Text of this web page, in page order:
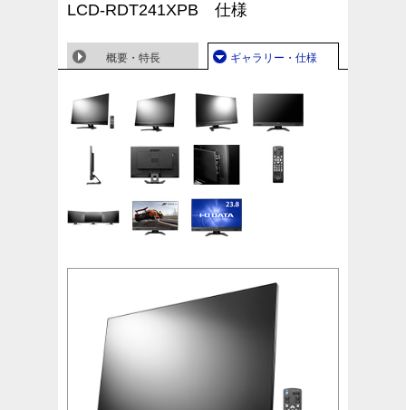
LCD-RDT241XPB 仕様
概要・特長 ギャラリー・仕様